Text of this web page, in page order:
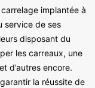
implantée à
service de ses
disposant du
les carreaux, une
d’autres encore.
la réussite de